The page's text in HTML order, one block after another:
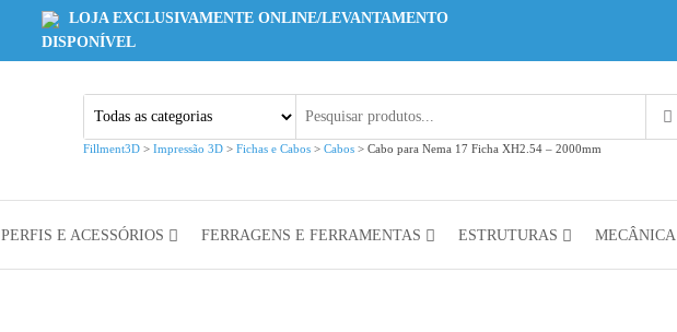
LOJA EXCLUSIVAMENTE ONLINE/LEVANTAMENTO
DISPONÍVEL
Fillment3D > Impressão 3D > Fichas e Cabos > Cabos > Cabo para Nema 17 Ficha XH2.54 – 2000mm
PERFIS E ACESSÓRIOS FERRAGENS E FERRAMENTAS ESTRUTURAS MECÂNICA